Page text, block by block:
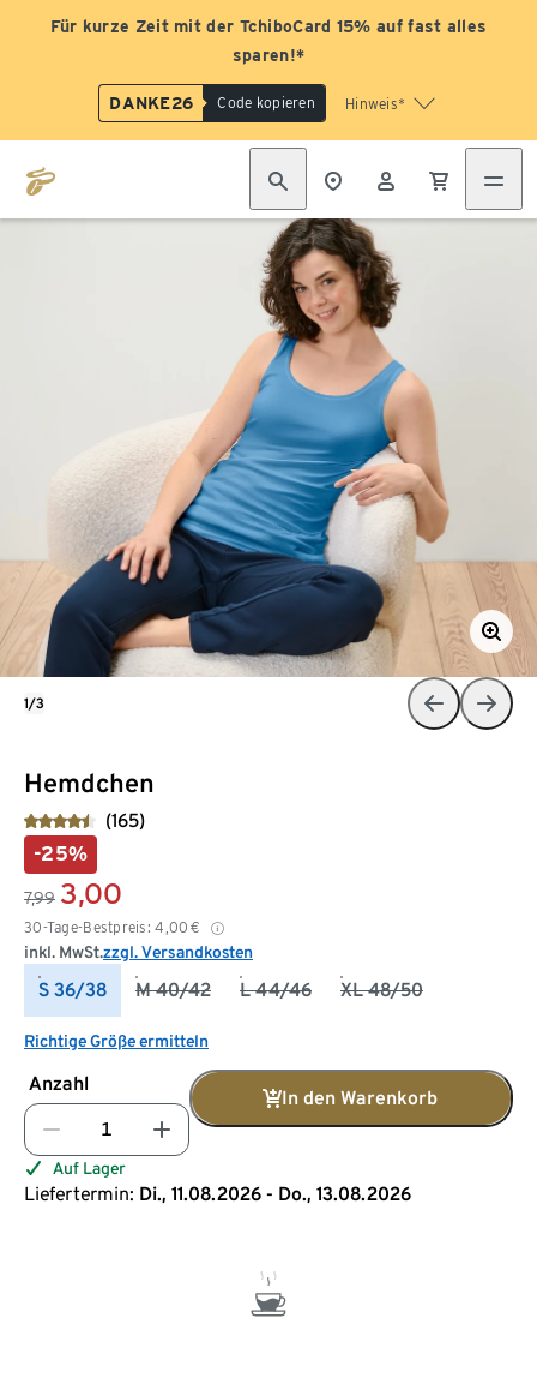
Für kurze Zeit mit der TchiboCard 15% auf fast alles
sparen!*
DANKE26 Code kopieren Hinweis*
Hemdchen
(165)
-25%
7,99 3,00
30-Tage-Bestpreis: 4,00 €
inkl. MwSt.zzgl. Versandkosten
S 36/38 M 40/42 L 44/46 XL 48/50
Richtige Größe ermitteln
Anzahl
In den Warenkorb
Auf Lager
Liefertermin: Di., 11.08.2026 - Do., 13.08.2026
1/3